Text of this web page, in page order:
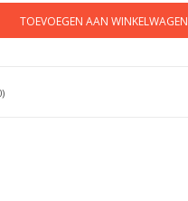
TOEVOEGEN AAN WINKELWAGEN